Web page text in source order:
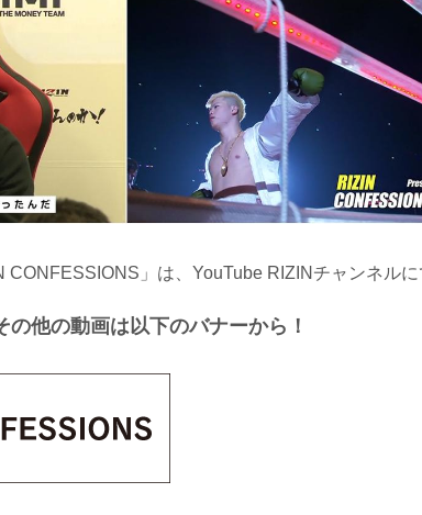
」は、YouTube RIZINチャンネルに
他の動画は以下のバナーから！